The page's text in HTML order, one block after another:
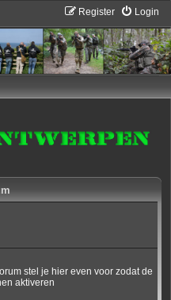
Login
Register
stel je hier even voor zodat de
aktiveren